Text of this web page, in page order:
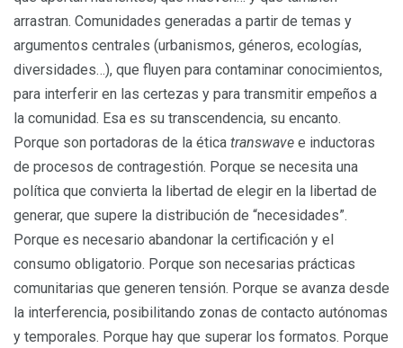
arrastran. Comunidades generadas a partir de temas y
argumentos centrales (urbanismos, géneros, ecologías,
diversidades…), que fluyen para contaminar conocimientos,
para interferir en las certezas y para transmitir empeños a
la comunidad. Esa es su transcendencia, su encanto.
Porque son portadoras de la ética transwave e inductoras
de procesos de contragestión. Porque se necesita una
política que convierta la libertad de elegir en la libertad de
generar, que supere la distribución de “necesidades”.
Porque es necesario abandonar la certificación y el
consumo obligatorio. Porque son necesarias prácticas
comunitarias que generen tensión. Porque se avanza desde
la interferencia, posibilitando zonas de contacto autónomas
y temporales. Porque hay que superar los formatos. Porque